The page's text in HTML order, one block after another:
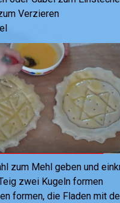
Verzieren
zum Mehl geben und
zwei Kugeln formen
formen, die Fladen mit